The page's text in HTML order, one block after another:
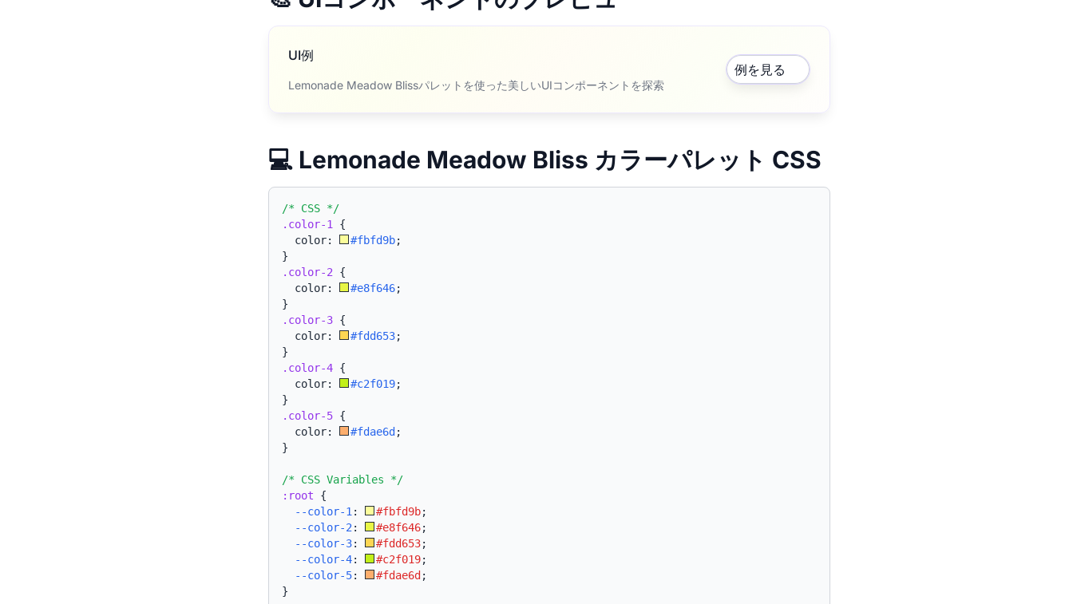
UI例
Lemonade Meadow Blissパレットを使った美しいUIコンポーネントを探索
例を見る
💻 Lemonade Meadow Bliss カラーパレット CSS
/* CSS */
.color-1
{
  color:
#fbfd9b;
}
.color-2 {
  color:
#e8f646;
}
.color-3 {
  color:
#fdd653;
}
.color-4 {
  color:
#c2f019;
}
.color-5 {
  color:
#fdae6d ;
}
/* CSS Variables */
:root {
--color-1 : #fbfd9b;
--color-2 : #e8f646;
--color-3: #fdd653;
--color-4: #c2f019;
--color-5: #fdae6d ;
}